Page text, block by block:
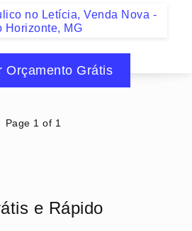
no Letícia, Venda Nova -
Horizonte, MG
Orçamento Grátis
Page 1 of 1
e Rápido